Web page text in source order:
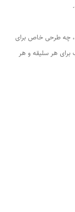
چه طرحی خاص برای
برای هر سلیقه و هر